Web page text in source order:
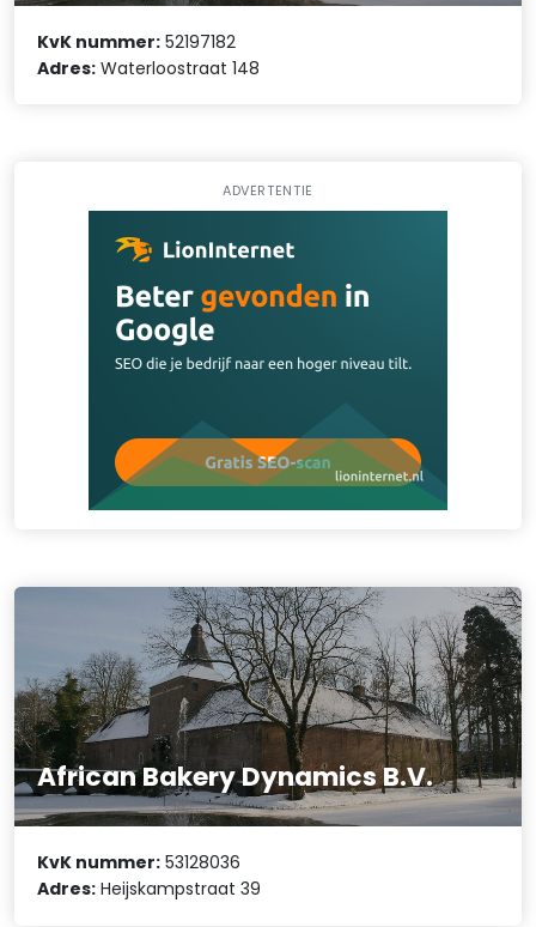
KvK nummer: 52197182
Adres: Waterloostraat 148
ADVERTENTIE
African Bakery Dynamics B.V.
KvK nummer: 53128036
Adres: Heijskampstraat 39